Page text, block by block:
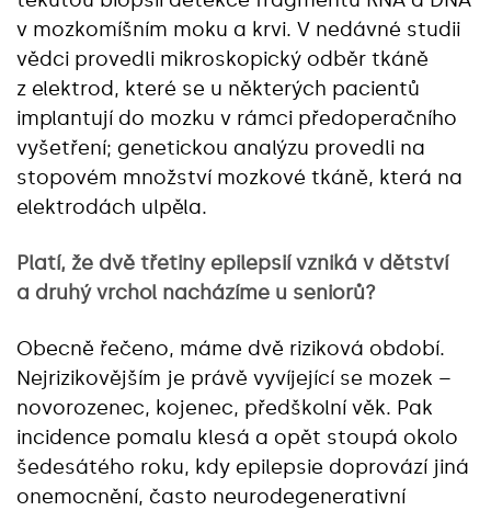
v mozkomíšním moku a krvi. V nedávné studii
vědci provedli mikroskopický odběr tkáně
z elektrod, které se u některých pacientů
implantují do mozku v rámci předoperačního
vyšetření; genetickou analýzu provedli na
stopovém množství mozkové tkáně, která na
elektrodách ulpěla.
Platí, že dvě třetiny epilepsií vzniká v dětství
a druhý vrchol nacházíme u seniorů?
Obecně řečeno, máme dvě riziková období.
Nejrizikovějším je právě vyvíjející se mozek –
novorozenec, kojenec, předškolní věk. Pak
incidence pomalu klesá a opět stoupá okolo
šedesátého roku, kdy epilepsie doprovází jiná
onemocnění, často neurodegenerativní